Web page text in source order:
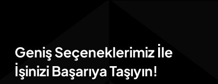
Geniş Seçeneklerimiz İle
İşinizi Başarıya Taşıyın!